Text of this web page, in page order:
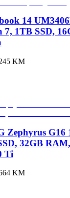
14
7, 1TB SSD,
KM
Zephyrus G16
32GB
Ti
KM